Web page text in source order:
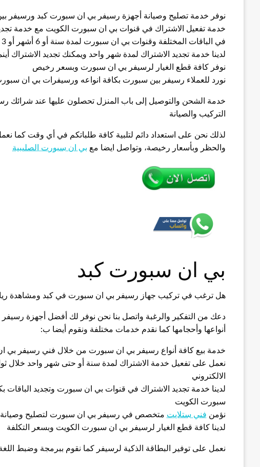
نوفر خدمة تصليح وصيانة أجهزة رسيفر بي ان سبورت كبد ورسيفر
خدمة تفعيل الاشتراك في قنوات بي ان سبورت الكويت مع خدمة
في الباقات المختلفة وقنوات بي ان سبورت لمدة سنة أو 6 أشهر أو 3 أشهر
لدينا خدمة تجديد الاشتراك لمدة شهر واحد ويمكنك تجديد الاشتراك
نوفر كافة قطع الغيار لرسيفر بي ان سبورت وبسعر رخيص
نورد للعملاء رسيفر بين سبورت بكافة انواعه ورسيفرات بي ان
خدمة الشحن والتوصيل إلى باب المنزل تحصلون عليها عند شرائك
التركيب والصيانة
لذلك نحن على استعداد دائم لتلبية كافة طلباتكم في أي وقت كما
والحظر وبأسعار رخيصة، وتواصل ايضا مع بي ان سبورت الصليبية
بي ان سبورت كبد
هل ترغب في تركيب جهاز رسيفر بي ان سبورت في كبد ومشاهدة
دعك من التفكير والرغبة واتصل بنا نحن نوفر لك أفضل أجهزة
أنواعها وأحجامها كما نقدم خدمات مختلفة ونقوم أيضا ب:
خدمة بيع كافة أنواع رسيفر بي ان سبورت من خلال فني رسيفر بي
نعمل على تفعيل خدمة الاشتراك لمدة سنة أو حتى شهر واحد خلال
الالكتروني
لدينا خدمة تجديد الاشتراك في قنوات بي ان سبورت وتجديد الباقات
سبورت الكويت
نؤمن فني ستلايت متخصص في رسيفر بي ان سبورت لتصليح
لدينا كافة قطع الغيار لرسيفر بي ان سبورت الكويت وبسعر التكلفة
نعمل على توفير البطاقة الذكية لرسيفر كما نقوم ببرمجة وضبط